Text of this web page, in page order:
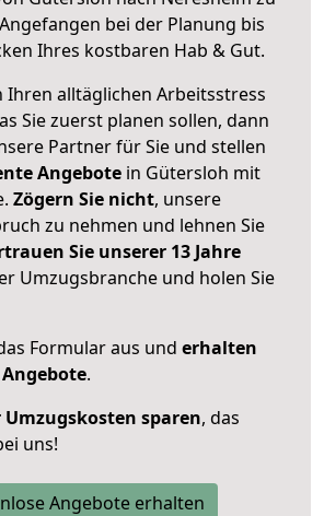
Angefangen bei der Planung bis
Ihres kostbaren Hab & Gut.
Ihren alltäglichen Arbeitsstress
Sie zuerst planen sollen, dann
Partner für Sie und stellen
Angebote in Gütersloh mit
Zögern Sie nicht, unsere
zu nehmen und lehnen Sie
Sie unserer 13 Jahre
Umzugsbranche und holen Sie
Formular aus und erhalten
.
Umzugskosten sparen, das
uns!
Angebote erhalten